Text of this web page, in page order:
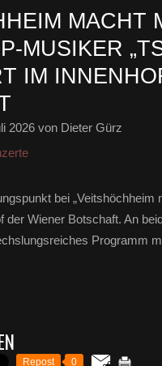
MACHT
MUSIKER
IM
2026 von Dieter Gürz
bei
der Wiener Botschaft. An
Programm
Repost 0